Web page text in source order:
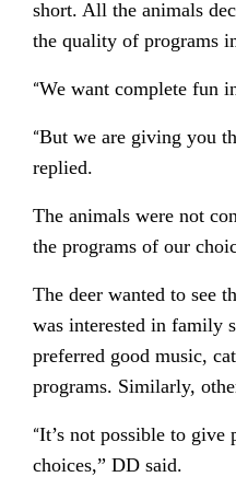
short. All the animals
the quality of programs
“We want complete fun
“But we are giving you
replied.
The animals were not
the programs of our
The deer wanted to see
was interested in family
preferred good music,
programs. Similarly,
“It’s not possible to
choices,” DD said.